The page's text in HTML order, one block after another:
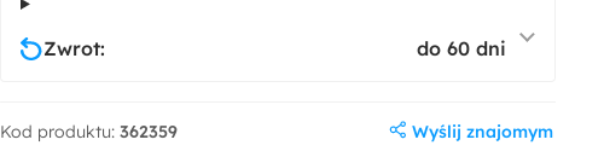
Zwrot: do 60 dni
Kod produktu: 362359 Wyślij znajomym